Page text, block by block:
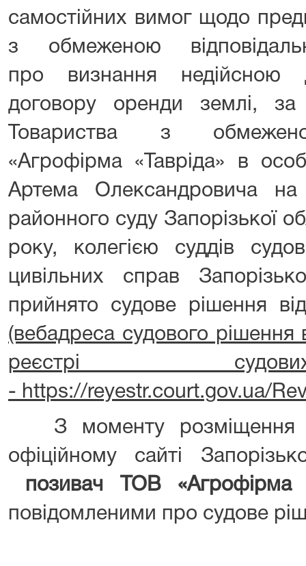
самостійних вимог щодо
з обмеженою
про визнання недійсною
договору оренди землі, за
Товариства з
«Агрофірма «Тавріда» в
Артема Олександровича на
районного суду Запорізької
року, колегією суддів
цивільних справ
прийнято судове рішення
(вебадреса судового
реєстрі
- https://reyestr.court.gov.ua/
З моменту розміщення
офіційному сайті
позивач ТОВ «Агрофірма
повідомленими про судове